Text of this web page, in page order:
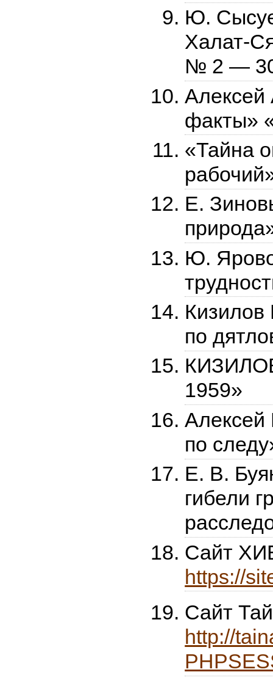
Ю.
Халат-
№ 2 —
факты»
«Тайна
Е.
Ю.
Кизилов
по
1959»
Алексей
по
Е. В.
гибели
Сайт
https://
Сайт
http://